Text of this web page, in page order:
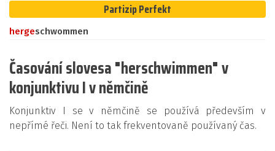
Partizip Perfekt
hergeschwommen
Časování slovesa "herschwimmen" v
konjunktivu I v němčině
Konjunktiv I se v němčině se používá především v
nepřímé řeči. Není to tak frekventovaně používaný čas.